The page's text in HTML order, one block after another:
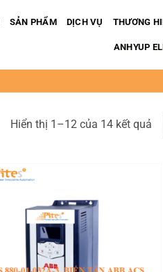
SẢN PHẨM DỊCH VỤ THƯƠNG
ANHYUP
Hiển thị 1–12 của 14 kết quả